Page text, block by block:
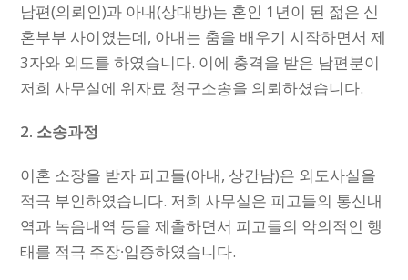
남편(의뢰인)과 아내(상대방)는 혼인 1년이 된 젊은 신
혼부부 사이였는데, 아내는 춤을 배우기 시작하면서 제
3자와 외도를 하였습니다. 이에 충격을 받은 남편분이
저희 사무실에 위자료 청구소송을 의뢰하셨습니다.
2. 소송과정
이혼 소장을 받자 피고들(아내, 상간남)은 외도사실을
적극 부인하였습니다. 저희 사무실은 피고들의 통신내
역과 녹음내역 등을 제출하면서 피고들의 악의적인 행
태를 적극 주장∙입증하였습니다.